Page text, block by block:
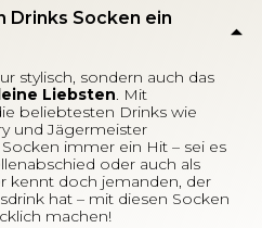
Drinks Socken ein
stylisch, sondern auch das
Liebsten. Mit
beliebtesten Drinks wie
und Jägermeister
immer ein Hit – sei es
oder auch als
kennt doch jemanden, der
hat – mit diesen Socken
machen!